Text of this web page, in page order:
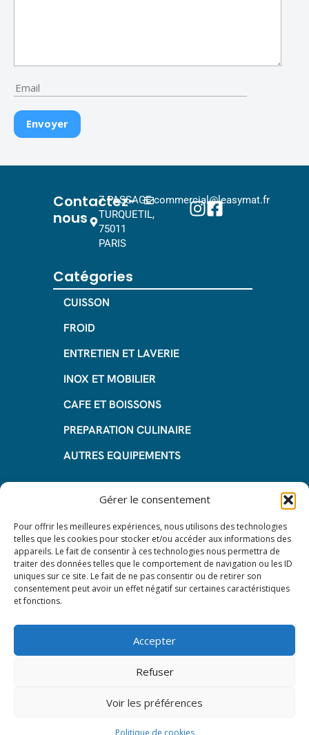
Gérer le consentement
Pour offrir les meilleures expériences, nous utilisons des technologies
telles que les cookies pour stocker et/ou accéder aux informations des
appareils. Le fait de consentir à ces technologies nous permettra de
traiter des données telles que le comportement de navigation ou les ID
uniques sur ce site. Le fait de ne pas consentir ou de retirer son
consentement peut avoir un effet négatif sur certaines caractéristiques
et fonctions.
Accepter
Refuser
Voir les préférences
Politique de cookies
Contactez-
nous
7 PASSAGE
TURQUETIL,
75011
PARIS
commercial@leasymat.fr
Catégories
CUISSON
FROID
ENTRETIEN ET LAVERIE
INOX ET MOBILIER
CAFE ET BOISSONS
PREPARATION CULINAIRE
AUTRES EQUIPEMENTS
Informations
Questions fréquentes
Les avantages de la LOA
Les étapes du leasing de matériel
de restauration
Mentions Légales
Protection des données – RGPD
© 2024 All rights reserved. Leasy Mat.